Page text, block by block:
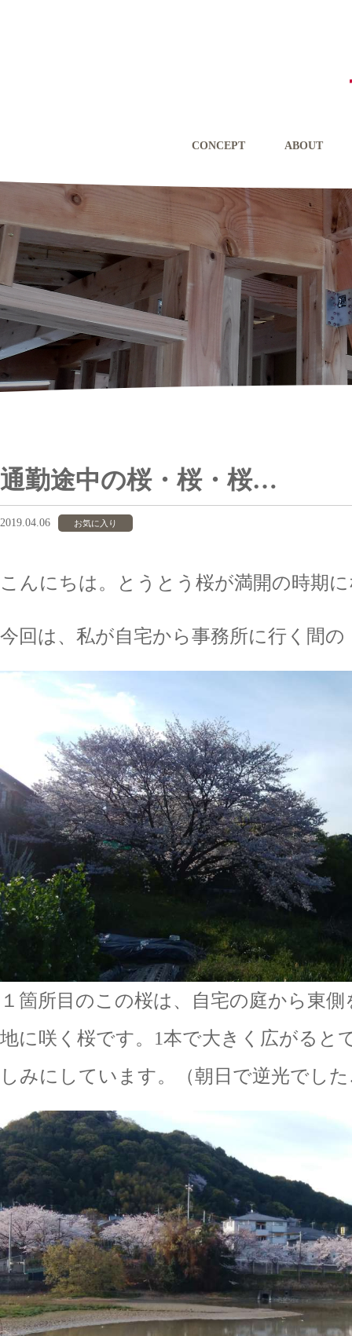
CONCEPT ABOUT
通勤途中の桜・桜・桜…
2019.04.06 お気に入り
こんにちは。とうとう桜が満開の時期
今回は、私が自宅から事務所に行く間
１箇所目のこの桜は、自宅の庭から東
地に咲く桜です。1本で大きく広がると
しみにしています。（朝日で逆光でし